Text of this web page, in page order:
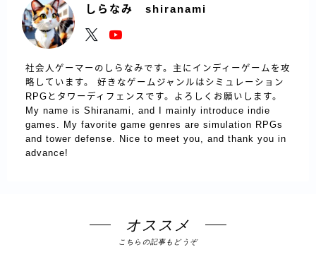
しらなみ shiranami
社会人ゲーマーのしらなみです。主にインディーゲームを攻
略しています。 好きなゲームジャンルはシミュレーション
RPGとタワーディフェンスです。よろしくお願いします。
My name is Shiranami, and I mainly introduce indie
games. My favorite game genres are simulation RPGs
and tower defense. Nice to meet you, and thank you in
advance!
オススメ
こちらの記事もどうぞ